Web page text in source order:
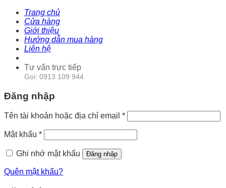
Trang chủ
Cửa hàng
Giới thiệu
Hướng dẫn mua hàng
Liên hệ
Tư vấn trực tiếp
Gọi: 0913 109 944
Đăng nhập
Tên tài khoản hoặc địa chỉ email *
Mật khẩu *
Ghi nhớ mật khẩu Đăng nhập
Quên mật khẩu?